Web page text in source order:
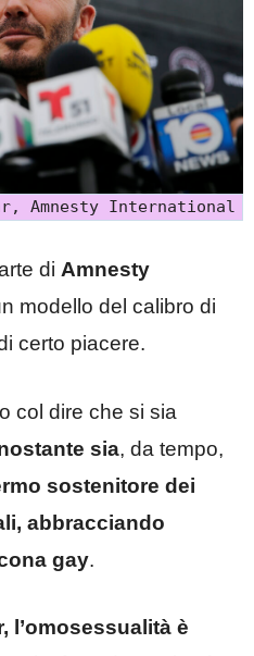
Amnesty International
di Amnesty
modello del calibro di
certo piacere.
col dire che si sia
sia, da tempo,
sostenitore dei
abbracciando
gay.
l’omosessualità è